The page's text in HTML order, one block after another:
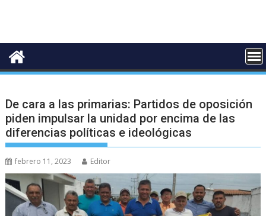
De cara a las primarias: Partidos de oposición
piden impulsar la unidad por encima de las
diferencias políticas e ideológicas
febrero 11, 2023 Editor